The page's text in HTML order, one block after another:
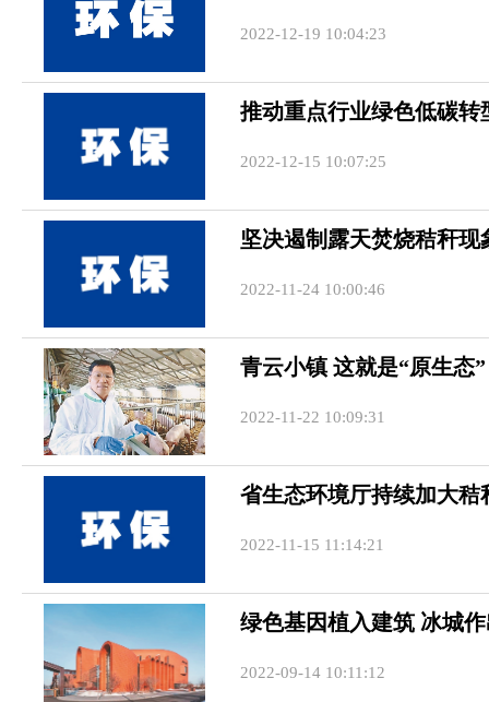
2022-12-19 10:04:23
推动重点行业绿色低碳转
2022-12-15 10:07:25
坚决遏制露天焚烧秸秆现
2022-11-24 10:00:46
青云小镇 这就是“原生态”
2022-11-22 10:09:31
省生态环境厅持续加大秸
2022-11-15 11:14:21
绿色基因植入建筑 冰城
2022-09-14 10:11:12